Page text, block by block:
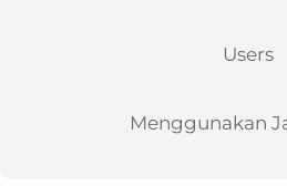
Users
Menggunakan